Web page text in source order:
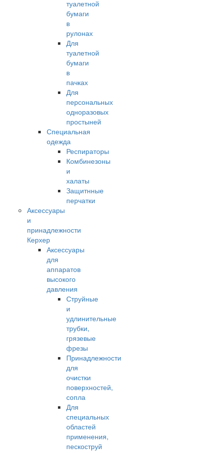
туалетной
бумаги
в
рулонах
Для
туалетной
бумаги
в
пачках
Для
персональных
одноразовых
простыней
Специальная
одежда
Респираторы
Комбинезоны
и
халаты
Защитнные
перчатки
Аксессуары
и
принадлежности
Керхер
Аксессуары
для
аппаратов
высокого
давления
Струйные
и
удлинительные
трубки,
грязевые
фрезы
Принадлежности
для
очистки
поверхностей,
сопла
Для
специальных
областей
применения,
пескоструй